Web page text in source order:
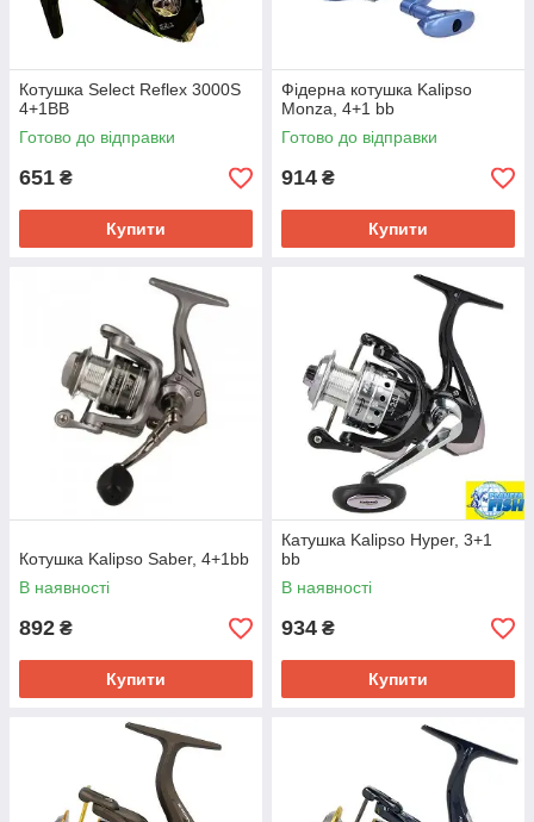
Котушка Select Reflex 3000S
4+1BB
Готово до відправки
651 ₴
Купити
Фідерна котушка Kalipso
Monza, 4+1 bb
Готово до відправки
914 ₴
Купити
Котушка Kalipso Saber, 4+1bb
В наявності
892 ₴
Купити
Катушка Kalipso Hyper, 3+1
bb
В наявності
934 ₴
Купити